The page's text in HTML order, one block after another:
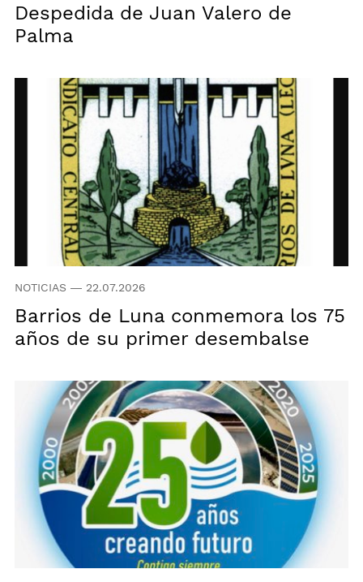
Despedida de Juan Valero de
Palma
NOTICIAS — 22.07.2026
Barrios de Luna conmemora los 75
años de su primer desembalse